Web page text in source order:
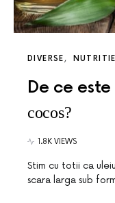
DIVERSE NUTRITIE
De ce
cocos?
1.8K VIEWS
Stim cu totii ca
scara larga sub